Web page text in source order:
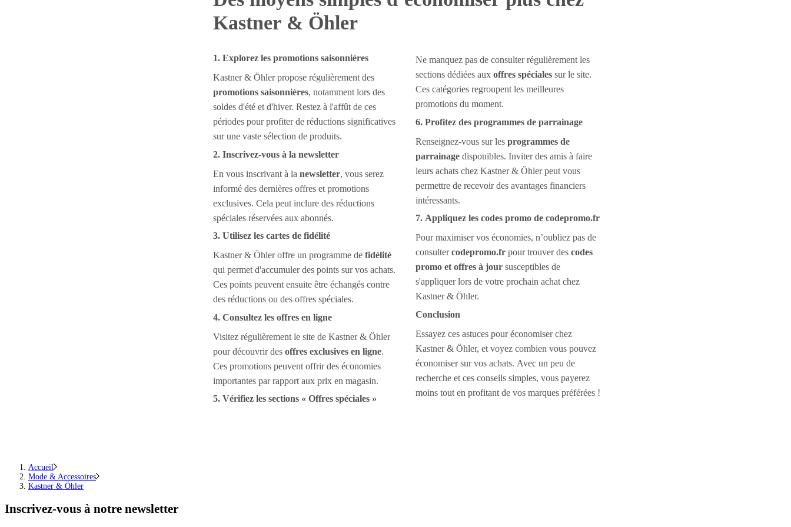
Kastner & Öhler
1. Explorez les promotions saisonnières
Kastner & Öhler propose régulièrement des
promotions saisonnières, notamment lors des
soldes d'été et d'hiver. Restez à l'affût de ces
périodes pour profiter de réductions significatives
sur une vaste sélection de produits.
2. Inscrivez-vous à la newsletter
En vous inscrivant à la newsletter, vous serez
informé des dernières offres et promotions
exclusives. Cela peut inclure des réductions
spéciales réservées aux abonnés.
3. Utilisez les cartes de fidélité
Kastner & Öhler offre un programme de fidélité
qui permet d'accumuler des points sur vos achats.
Ces points peuvent ensuite être échangés contre
des réductions ou des offres spéciales.
4. Consultez les offres en ligne
Visitez régulièrement le site de Kastner & Öhler
pour découvrir des offres exclusives en ligne.
Ces promotions peuvent offrir des économies
importantes par rapport aux prix en magasin.
5. Vérifiez les sections « Offres spéciales »
Ne manquez pas de consulter régulièrement les
sections dédiées aux offres spéciales sur le site.
Ces catégories regroupent les meilleures
promotions du moment.
6. Profitez des programmes de parrainage
Renseignez-vous sur les programmes de
parrainage disponibles. Inviter des amis à faire
leurs achats chez Kastner & Öhler peut vous
permettre de recevoir des avantages financiers
intéressants.
7. Appliquez les codes promo de codepromo.fr
Pour maximiser vos économies, n’oubliez pas de
consultercodepromo.fr pour trouver des codes
promo et offres à jour susceptibles de
s'appliquer lors de votre prochain achat chez
Kastner & Öhler.
Conclusion
Essayez ces astuces pour économiser chez
Kastner & Öhler, et voyez combien vous pouvez
économiser sur vos achats. Avec un peu de
recherche et ces conseils simples, vous payerez
moins tout en profitant de vos marques préférées !
Accueil
Mode & Accessoires
Kastner & Öhler
Inscrivez-vous à notre newsletter